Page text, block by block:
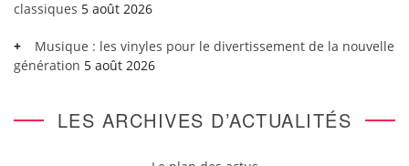
classiques 5 août 2026
Musique : les vinyles pour le divertissement de la nouvelle
génération 5 août 2026
LES ARCHIVES D’ACTUALITÉS